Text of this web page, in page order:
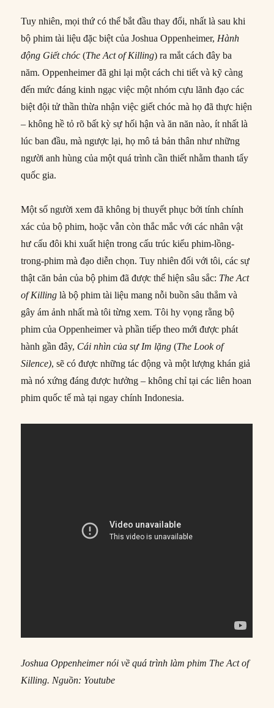
Tuy nhiên, mọi thứ có thể bắt đầu thay đổi, nhất là sau khi
bộ phim tài liệu đặc biệt của Joshua Oppenheimer, Hành
động Giết chóc (The Act of Killing) ra mắt cách đây ba
năm. Oppenheimer đã ghi lại một cách chi tiết và kỹ càng
đến mức đáng kinh ngạc việc một nhóm cựu lãnh đạo các
biệt đội tử thần thừa nhận việc giết chóc mà họ đã thực hiện
– không hề tỏ rõ bất kỳ sự hối hận và ăn năn nào, ít nhất là
lúc ban đầu, mà ngược lại, họ mô tả bản thân như những
người anh hùng của một quá trình cần thiết nhằm thanh tẩy
quốc gia.
Một số người xem đã không bị thuyết phục bởi tính chính
xác của bộ phim, hoặc vẫn còn thắc mắc với các nhân vật
hư cấu đôi khi xuất hiện trong cấu trúc kiểu phim-lồng-
trong-phim mà đạo diễn chọn. Tuy nhiên đối với tôi, các sự
thật căn bản của bộ phim đã được thể hiện sâu sắc: The Act
of Killing là bộ phim tài liệu mang nỗi buồn sâu thẳm và
gây ám ảnh nhất mà tôi từng xem. Tôi hy vọng rằng bộ
phim của Oppenheimer và phần tiếp theo mới được phát
hành gần đây, Cái nhìn của sự Im lặng (The Look of
Silence), sẽ có được những tác động và một lượng khán giả
mà nó xứng đáng được hưởng – không chỉ tại các liên hoan
phim quốc tế mà tại ngay chính Indonesia.
Joshua Oppenheimer nói về quá trình làm phim The Act of
Killing. Nguồn: Youtube